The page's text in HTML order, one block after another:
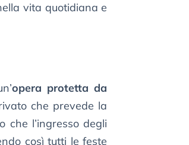
vita quotidiana e
opera protetta da
che prevede la
che l’ingresso degli
così tutti le feste